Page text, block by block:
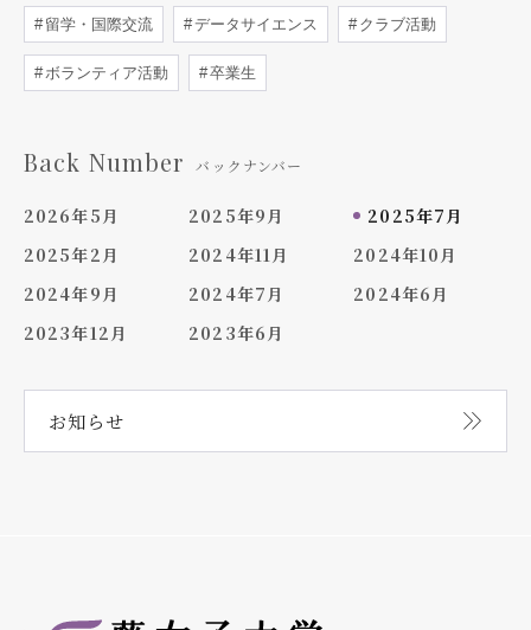
留学・国際交流 データサイエンス クラブ活動
ボランティア活動 卒業生
Back Number バックナンバー
2026年5月 2025年9月
2025年7月
2025年2月
2024年11月
2024年10月
2024年9月
2024年7月
2024年6月
2023年12月
2023年6月
お知らせ